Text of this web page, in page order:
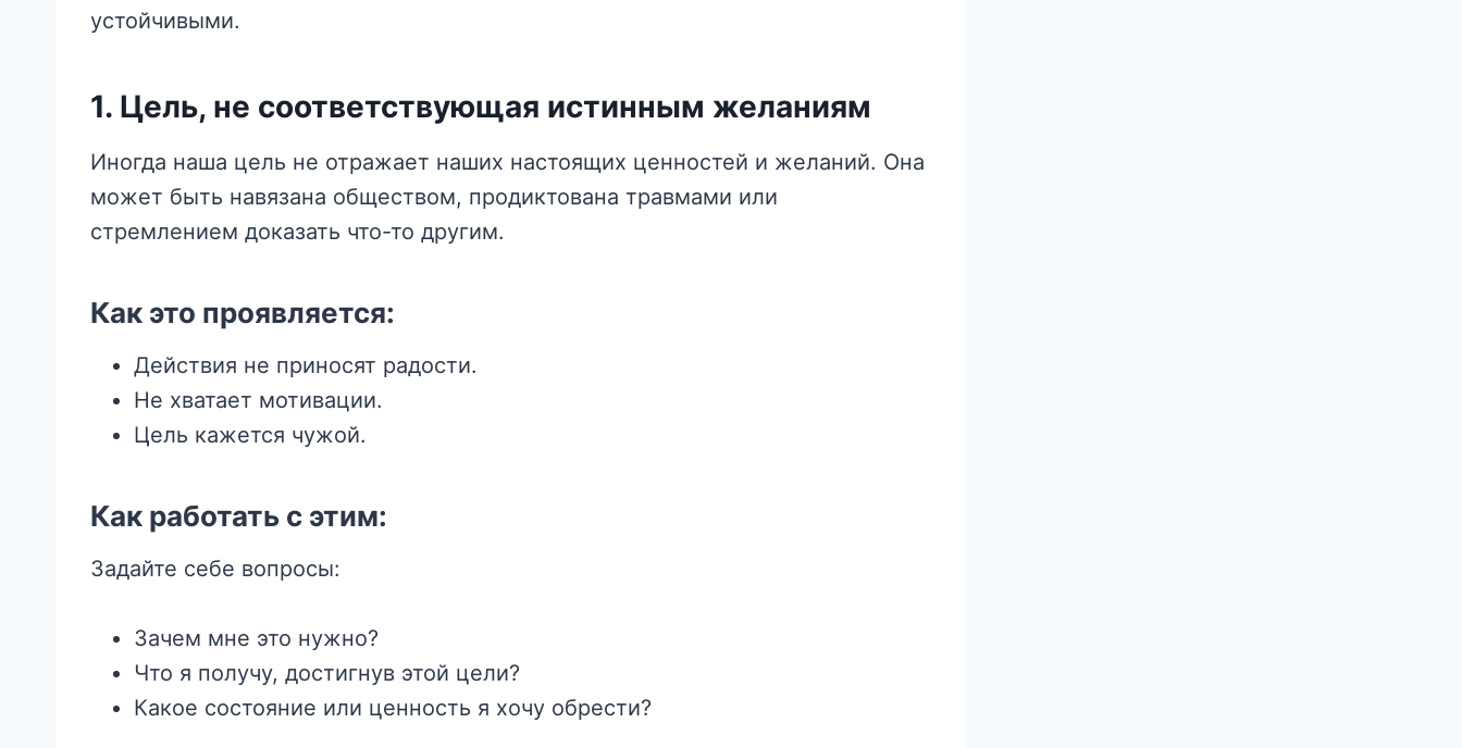
устойчивыми.
1. Цель, не соответствующая истинным желаниям
Иногда наша цель не отражает наших настоящих ценностей и желаний. Она
может быть навязана обществом, продиктована травмами или
стремлением доказать что-то другим.
Как это проявляется:
Действия не приносят радости.
Не хватает мотивации.
Цель кажется чужой.
Как работать с этим:
Задайте себе вопросы:
Зачем мне это нужно?
Что я получу, достигнув этой цели?
Какое состояние или ценность я хочу обрести?